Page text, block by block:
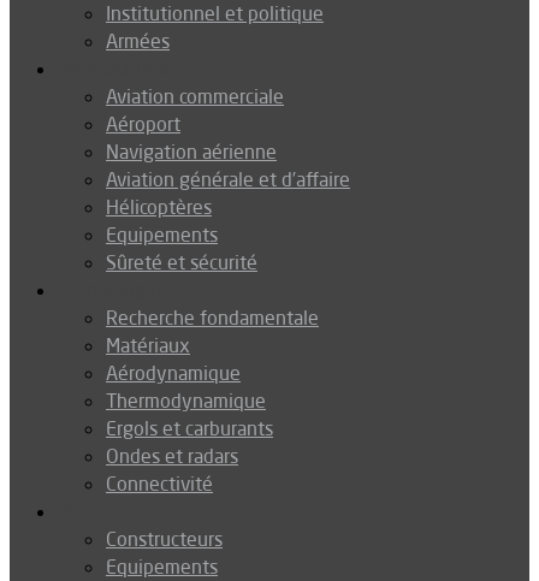
Institutionnel et politique
Armées
Aviation commerciale
Aéroport
Navigation aérienne
Aviation générale et d’affaire
Hélicoptères
Equipements
Sûreté et sécurité
Recherche fondamentale
Matériaux
Aérodynamique
Thermodynamique
Ergols et carburants
Ondes et radars
Connectivité
Constructeurs
Equipements